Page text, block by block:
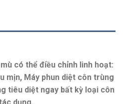
có thể điều chỉnh linh hoạt:
mịn, Máy phun diệt côn trùng
tiêu diệt ngay bất kỳ loại côn